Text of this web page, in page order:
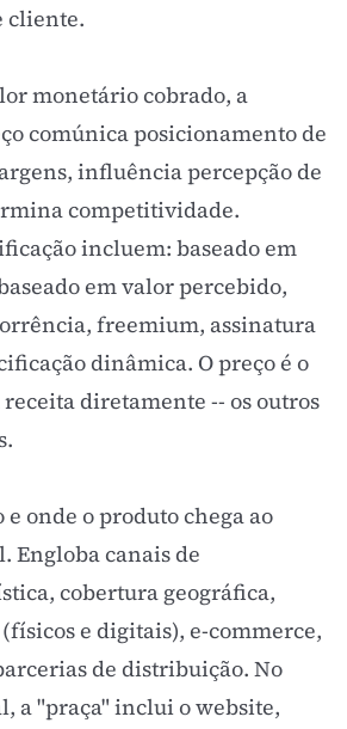
cliente.
monetário cobrado, a
comúnica posicionamento de
influência percepção de
competitividade.
incluem: baseado em
emvalor percebido,
freemium, assinatura
dinâmica. O preço é o
diretamente -- os outros
e onde o produto chega ao
Engloba canais de
cobertura geográfica,
e digitais), e-commerce,
de distribuição. No
, a "praça" inclui o website,